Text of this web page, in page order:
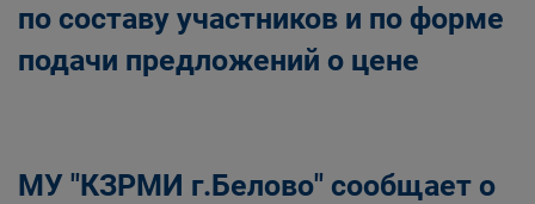
по составу участников и по форме
подачи предложений о цене
МУ "КЗРМИ г.Белово" сообщает о